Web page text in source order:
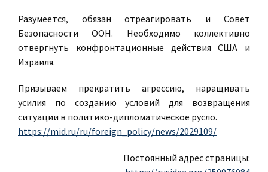
Разумеется, обязан отреагировать и Совет
Безопасности ООН. Необходимо коллективно
отвергнуть конфронтационные действия США и
Израиля.
Призываем прекратить агрессию, наращивать
усилия по созданию условий для возвращения
ситуации в политико-дипломатическое русло.
https://mid.ru/ru/foreign_policy/news/2029109/
Постоянный адрес страницы: